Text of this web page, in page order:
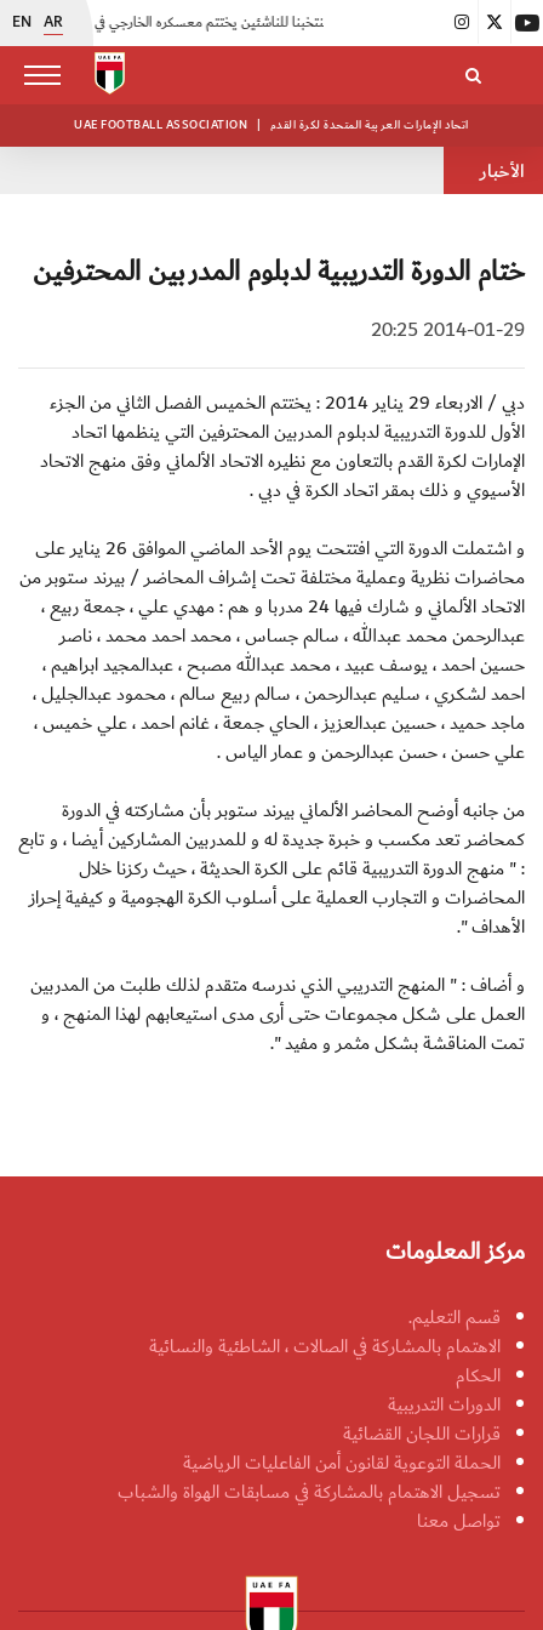
EN AR
اتحاد الكرة يُنظم ورشة عمل للمراقبين المعتمدين |
UAE FOOTBALL ASSOCIATION | اتحاد الإمارات العربية المتحدة لكرة القدم
الأخبار
ختام الدورة التدريبية لدبلوم المدربين المحترفين
2014-01-29 20:25
دبي / الاربعاء 29 يناير 2014 : يختتم الخميس الفصل الثاني من الجزء
الأول للدورة التدريبية لدبلوم المدربين المحترفين التي ينظمها اتحاد
الإمارات لكرة القدم بالتعاون مع نظيره الاتحاد الألماني وفق منهج الاتحاد
الأسيوي و ذلك بمقر اتحاد الكرة في دبي .
و اشتملت الدورة التي افتتحت يوم الأحد الماضي الموافق 26 يناير على
محاضرات نظرية وعملية مختلفة تحت إشراف المحاضر / بيرند ستوبر من
الاتحاد الألماني و شارك فيها 24 مدربا و هم : مهدي علي ، جمعة ربيع ،
عبدالرحمن محمد عبدالله ، سالم جساس ، محمد احمد محمد ، ناصر
حسين احمد ، يوسف عبيد ، محمد عبدالله مصبح ، عبدالمجيد ابراهيم ،
احمد لشكري ، سليم عبدالرحمن ، سالم ربيع سالم ، محمود عبدالجليل ،
ماجد حميد ، حسين عبدالعزيز ، الحاي جمعة ، غانم احمد ، علي خميس ،
علي حسن ، حسن عبدالرحمن و عمار الياس .
من جانبه أوضح المحاضر الألماني بيرند ستوبر بأن مشاركته في الدورة
كمحاضر تعد مكسب و خبرة جديدة له و للمدربين المشاركين أيضا ، و تابع
: " منهج الدورة التدريبية قائم على الكرة الحديثة ، حيث ركزنا خلال
المحاضرات و التجارب العملية على أسلوب الكرة الهجومية و كيفية إحراز
الأهداف ".
و أضاف : " المنهج التدريبي الذي ندرسه متقدم لذلك طلبت من المدربين
العمل على شكل مجموعات حتى أرى مدى استيعابهم لهذا المنهج ، و
تمت المناقشة بشكل مثمر و مفيد ".
مركز المعلومات
قسم التعليم.
الاهتمام بالمشاركة في الصالات ، الشاطئية والنسائية
الحكام
الدورات التدريبية
قرارات اللجان القضائية
الحملة التوعوية لقانون أمن الفاعليات الرياضية
تسجيل الاهتمام بالمشاركة في مسابقات الهواة والشباب
تواصل معنا